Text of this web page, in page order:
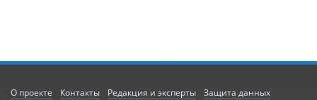
О проекте Контакты Редакция и эксперты Защита данных